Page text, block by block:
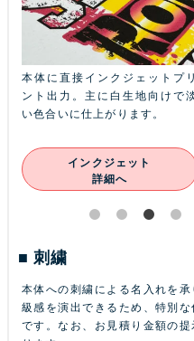
本体に直接インクジェットプリ
ント出力。主に白生地向けで
い色合いに仕上がります。
インクジェット
詳細へ
刺繍
本体への刺繍による名入れを
級感を演出できるため、特別
です。なお、お見積り金額の